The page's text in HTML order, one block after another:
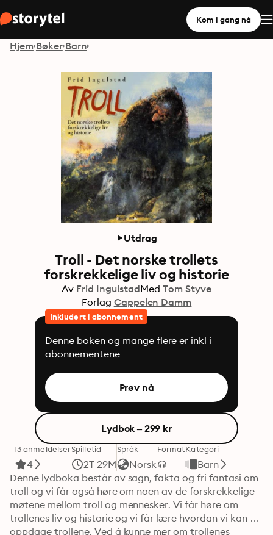
Kom i gang nå
Hjem Bøker Barn
Utdrag
Troll - Det norske trollets
forskrekkelige liv og historie
Av Frid IngulstadMed Tom Styve
Forlag Cappelen Damm
Inkludert i abonnement
Denne boken og mange flere er inkl i
abonnementene
Prøv nå
Lydbok – 299 kr
13 anmeldelser
4
Spilletid
2T 29M
Språk
Norsk
FormatKategori
Barn
Denne lydboka består av sagn, fakta og fri fantasi om
troll og vi får også høre om noen av de forskrekkelige
møtene mellom troll og mennesker. Vi får høre om
trollenes liv og historie og vi får lære hvordan vi kan
oppdage trollene. Ved å kunne mer om trollenes